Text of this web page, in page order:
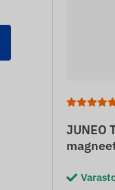
JUNEO